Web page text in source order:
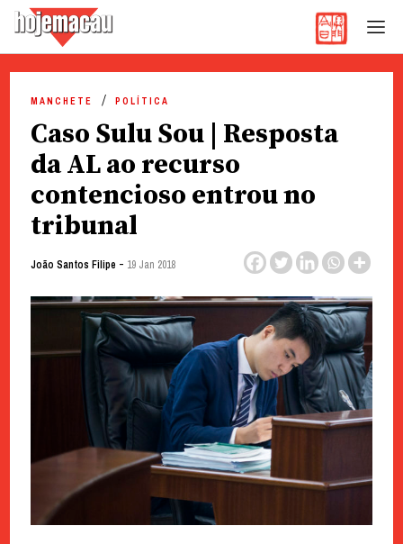
content
MANCHETE POLÍTICA
Caso Sulu Sou | Resposta
da AL ao recurso
contencioso entrou no
tribunal
João Santos Filipe - 19 Jan 2018